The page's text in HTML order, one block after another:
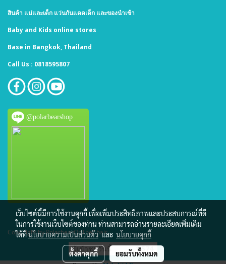
สินค้า แม่และเด็ก แว่นกันแดดเด็ก และของนำเข้า
Baby and Kids online stores
Base in Bangkok, Thailand
Call Us : 0818595807
@polarbearshop
Copy right by PolarbearOnTheChair
ผู้เข้าชมวันนี้ 1,574
เว็บไซต์นี้มีการใช้งานคุกกี้ เพื่อเพิ่มประสิทธิภาพและประสบการณ์ที่ดี
ในการใช้งานเว็บไซต์ของท่าน ท่านสามารถอ่านรายละเอียดเพิ่มเติม
ได้ที่นโยบายความเป็นส่วนตัวและ นโยบายคุกกี้
ตั้งค่าคุกกี้ ยอมรับทั้งหมด